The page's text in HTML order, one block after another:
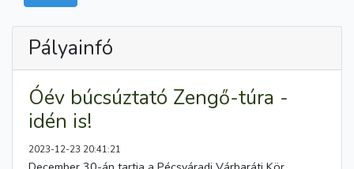
Pályainfó
Óév búcsúztató Zengő-túra -
idén is!
2023-12-23 20:41:21